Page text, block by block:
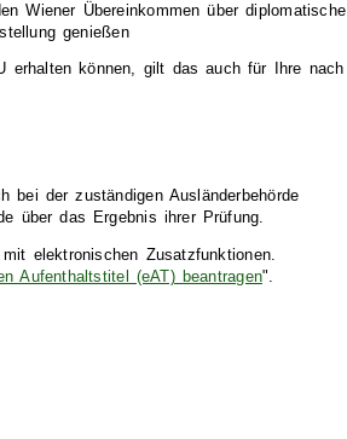
Wiener Übereinkommen über diplomatische
genießen
erhalten können, gilt das auch für Ihre nach
bei der zuständigen Ausländerbehörde
über das Ergebnis ihrer Prüfung.
elektronischen Zusatzfunktionen.
Aufenthaltstitel (eAT) beantragen".